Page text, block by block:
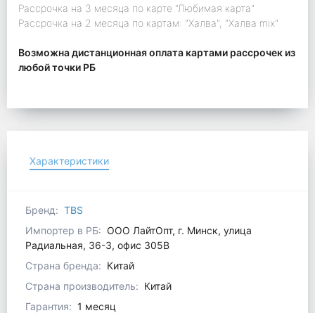
Рассрочка на 3 месяца по карте "Любимая карта"
Рассрочка на 2 месяца по картам: "Халва", "Халва mix"
Возможна дистанционная оплата картами рассрочек из
любой точки РБ
Характеристики
Бренд: TBS
Импортер в РБ: ООО ЛайтОпт, г. Минск, улица
Радиальная, 36-3, офис 305В
Страна бренда: Китай
Страна производитель: Китай
Гарантия: 1 месяц